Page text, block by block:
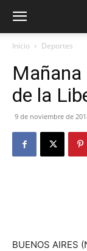
Inicio Deportes
Mañana
de la
9 de noviembre de
BUENOS AIRES